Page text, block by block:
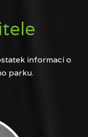
informací o
parku.